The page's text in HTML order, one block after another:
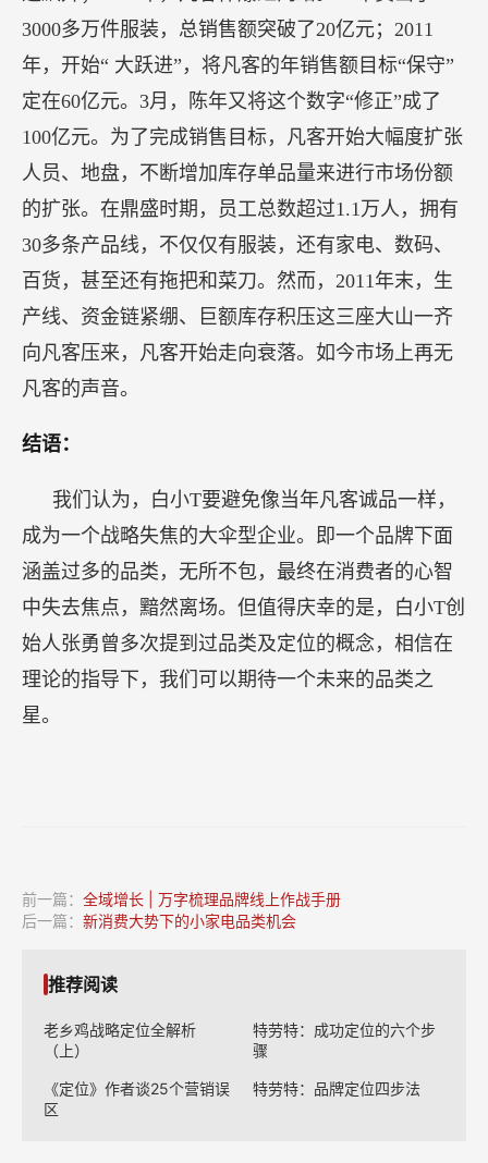
3000多万件服装，总销售额突破了20亿元；2011
年，开始“ 大跃进”，将凡客的年销售额目标“保守”
定在60亿元。3月，陈年又将这个数字“修正”成了
100亿元。为了完成销售目标，凡客开始大幅度扩张
人员、地盘，不断增加库存单品量来进行市场份额
的扩张。在鼎盛时期，员工总数超过1.1万人，拥有
30多条产品线，不仅仅有服装，还有家电、数码、
百货，甚至还有拖把和菜刀。然而，2011年末，生
产线、资金链紧绷、巨额库存积压这三座大山一齐
向凡客压来，凡客开始走向衰落。如今市场上再无
凡客的声音。
结语：
我们认为，白小T要避免像当年凡客诚品一样，
成为一个战略失焦的大伞型企业。即一个品牌下面
涵盖过多的品类，无所不包，最终在消费者的心智
中失去焦点，黯然离场。但值得庆幸的是，白小T创
始人张勇曾多次提到过品类及定位的概念，相信在
理论的指导下，我们可以期待一个未来的品类之
星。
前一篇： 全域增长 | 万字梳理品牌线上作战手册
后一篇： 新消费大势下的小家电品类机会
推荐阅读
老乡鸡战略定位全解析
（上）
特劳特：成功定位的六个步
骤
《定位》作者谈25个营销误
区
特劳特：品牌定位四步法